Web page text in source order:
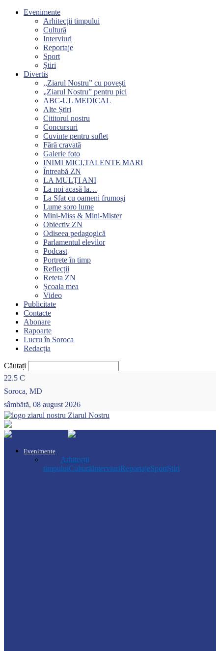
Evenimente
Arhitecții timpului
Cultură
Interviuri
Reportaje
Sport
Știri
Divertis
,,Ziarul Nostru” cu povești
„Ziarul Nostru” pentru pici
ABC-UL MEDICAL
Alte Știri
Cititorul nostru
Concursuri
Cuvinte pentru suflet
Fără cravată
Galerie foto
INIMI MICI,TALENTE MARI
Întreabă ZN
LA MULŢI ANI
La noi acasă la…
La Sfat cu oameni frumoși
Lume soro lume
Mini-Miss & Mini-Mister
Obiectiv ZN
Odiseea pedagogică
Parlamentul elevilor
Podcast
Portrete în timp
Reflecții
Reteta ZN
Școala mea
Video
Publicitate
Contacte
Abonare
Rapoarte
Lucru în Soroca
Redacția
Căutați
22.5 C
Soroca, MD
sâmbătă, 08 august 2026
Ziarul Nostru
Evenimente
Arhitecții
timpuluiCulturăInterviuriReportajeSportȘtiri